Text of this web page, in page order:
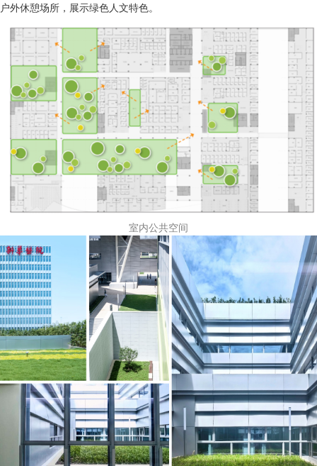
户外休憩场所，展示绿色人文特色。
室内公共空间